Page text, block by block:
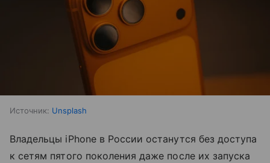
Источник: Unsplash
Владельцы iPhone в России останутся без доступа
к сетям пятого поколения даже после их запуска